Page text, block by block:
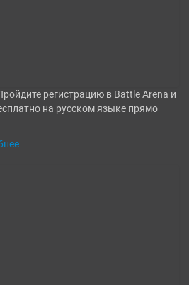
регистрацию в Battle Arena и
на русском языке прямо